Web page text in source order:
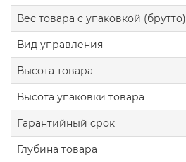
Вес товара с упаковкой (брутто)
Вид управления
Высота товара
Высота упаковки товара
Гарантийный срок
Глубина товара